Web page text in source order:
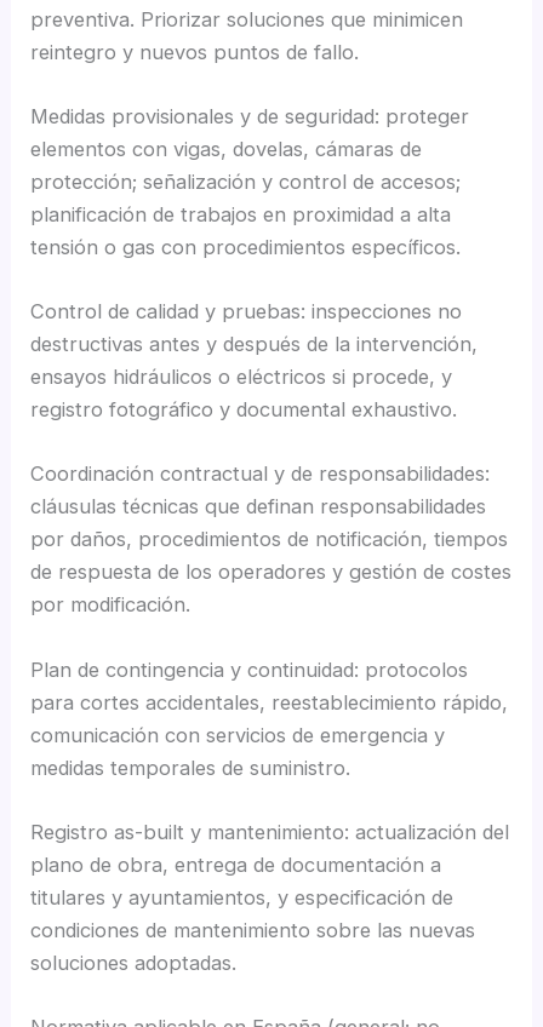
preventiva. Priorizar soluciones que minimicen
reintegro y nuevos puntos de fallo.
Medidas provisionales y de seguridad: proteger
elementos con vigas, dovelas, cámaras de
protección; señalización y control de accesos;
planificación de trabajos en proximidad a alta
tensión o gas con procedimientos específicos.
Control de calidad y pruebas: inspecciones no
destructivas antes y después de la intervención,
ensayos hidráulicos o eléctricos si procede, y
registro fotográfico y documental exhaustivo.
Coordinación contractual y de responsabilidades:
cláusulas técnicas que definan responsabilidades
por daños, procedimientos de notificación, tiempos
de respuesta de los operadores y gestión de costes
por modificación.
Plan de contingencia y continuidad: protocolos
para cortes accidentales, reestablecimiento rápido,
comunicación con servicios de emergencia y
medidas temporales de suministro.
Registro as-built y mantenimiento: actualización del
plano de obra, entrega de documentación a
titulares y ayuntamientos, y especificación de
condiciones de mantenimiento sobre las nuevas
soluciones adoptadas.